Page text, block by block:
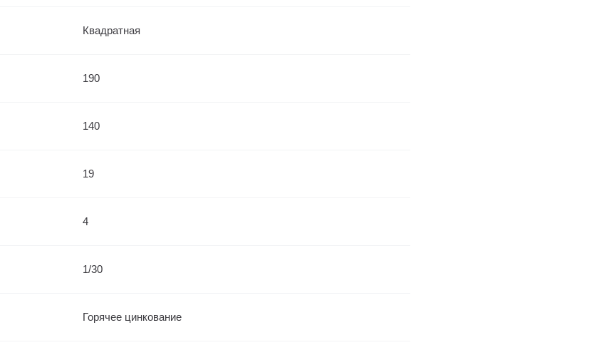
Квадратная
190
140
19
4
1/30
Горячее цинкование